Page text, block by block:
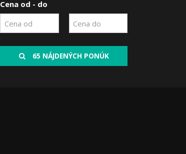
Cena od - do
65 NÁJDENÝCH PONÚK